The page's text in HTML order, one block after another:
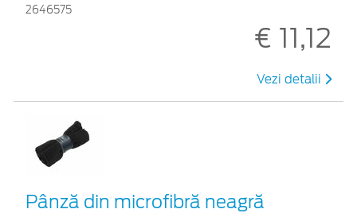
2646575
€ 11,12
Vezi detalii
Pânză din microfibră neagră